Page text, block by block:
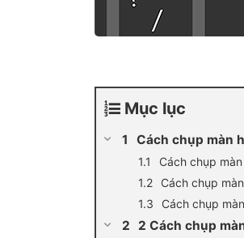
Mục lục
Cách chụp màn
Cách chụp
Cách chụp
Cách chụp
2 Cách chụp